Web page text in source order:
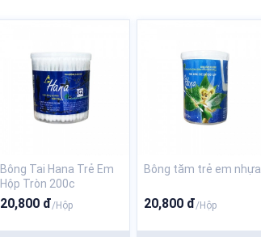
Bông Tai Hana Trẻ Em
Hộp Tròn 200c
20,800 đ/Hộp
Bông tăm trẻ em nhựa
20,800 đ/Hộp